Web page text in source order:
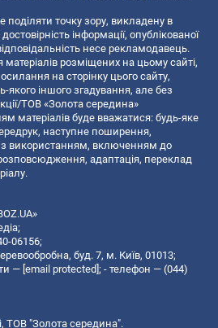
поділяти точку зору, викладену в
інформації, опублікованої
несе рекламодавець.
розміщених на цьому сайті,
на сторінку цього сайту,
якого іншого згадування, але без
ТОВ «Золота середина»
матеріалів буде вважатися: будь-яке
наступне поширення,
з використанням, включенням до
адаптація, переклад
06156;
буд. 7, м. Київ, 01013;
— [email protected]; - телефон — (044)
ТОВ "Золота середина".